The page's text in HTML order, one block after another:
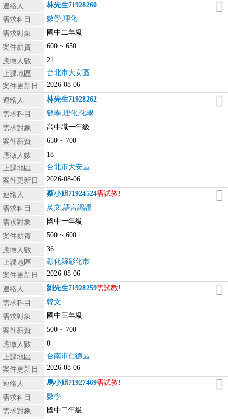
連絡人 林先生71928260
需求科目
數學 理化
需求對象
國中二年級
案件薪資
600 ~ 650
應徵人數
21
上課地區
台北市大安區
案件更新日
2026-08-06
連絡人 林先生71928262
需求科目
數學 理化 化學
需求對象
高中職一年級
案件薪資
650 ~ 700
應徵人數
18
上課地區
台北市大安區
案件更新日
2026-08-06
連絡人 蔡小姐71924524需試教!
需求科目
英文 語言認證
需求對象
國中一年級
案件薪資
500 ~ 600
應徵人數
36
上課地區
彰化縣彰化市
案件更新日
2026-08-06
連絡人 劉先生71928259需試教!
需求科目
韓文
需求對象
國中三年級
案件薪資
500 ~ 700
應徵人數
0
上課地區
台南市仁德區
案件更新日
2026-08-06
連絡人 馬小姐71927469需試教!
需求科目
數學
需求對象
國中二年級